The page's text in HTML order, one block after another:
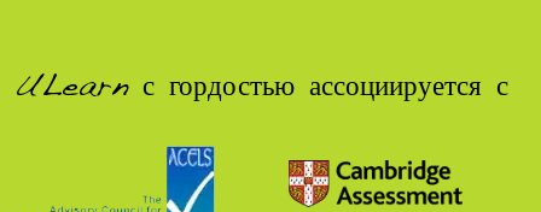
ULearn с гордостью ассоциируется с